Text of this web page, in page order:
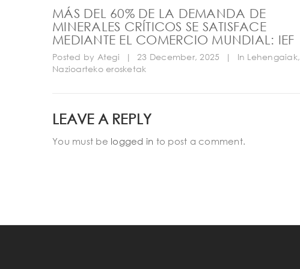
MÁS DEL 60% DE LA DEMANDA DE
MINERALES CRÍTICOS SE SATISFACE
MEDIANTE EL COMERCIO MUNDIAL: IEF
Posted by Ategi | 23 December, 2025 | In Lehengaiak,
Nazioarteko erosketak
LEAVE A REPLY
You must be logged in to post a comment.